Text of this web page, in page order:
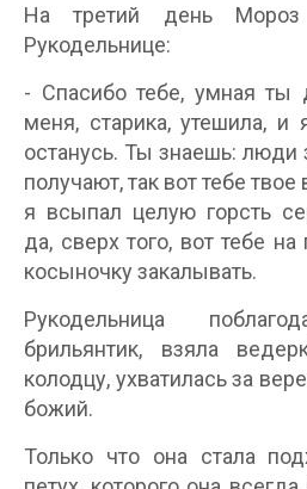
На третий день Мороз
Рукодельнице:
- Спасибо тебе, умная ты
меня, старика, утешила,
останусь. Ты знаешь: люди
получают, так вот тебе
я всыпал целую горсть
да, сверх того, вот тебе
косыночку закалывать.
Рукодельница
брильянтик, взяла
колодцу, ухватилась за
божий.
Только что она стала